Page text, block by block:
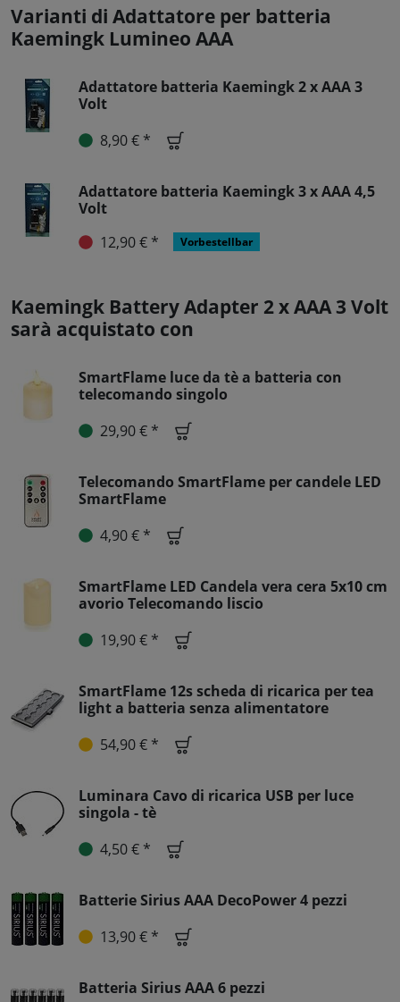
Varianti di Adattatore per batteria
Kaemingk Lumineo AAA
Adattatore batteria Kaemingk 2 x AAA 3
Volt
8,90 € *
Adattatore batteria Kaemingk 3 x AAA 4,5
Volt
12,90 € *
Vorbestellbar
Kaemingk Battery Adapter 2 x AAA 3 Volt
sarà acquistato con
SmartFlame luce da tè a batteria con
telecomando singolo
29,90 € *
Telecomando SmartFlame per candele LED
SmartFlame
4,90 € *
SmartFlame LED Candela vera cera 5x10 cm
avorio Telecomando liscio
19,90 € *
SmartFlame 12s scheda di ricarica per tea
light a batteria senza alimentatore
54,90 € *
Luminara Cavo di ricarica USB per luce
singola - tè
4,50 € *
Batterie Sirius AAA DecoPower 4 pezzi
13,90 € *
Batteria Sirius AAA 6 pezzi